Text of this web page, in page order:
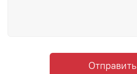
Отправить